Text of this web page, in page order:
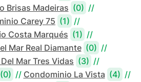
Brisas Madeiras (0) //
Carey 75 (1) //
Costa Marqués (1) //
Mar Real Diamante (0) //
Mar Tres Vidas (3) //
(0) // Condominio La Vista (4) //